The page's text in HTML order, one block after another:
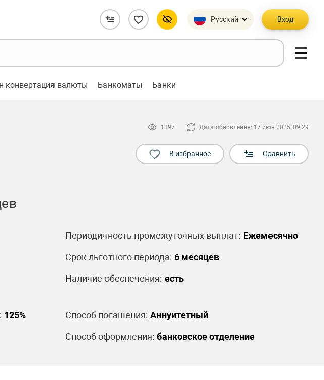
Русский Вход
конвертация валюты Банкоматы Банки
1397 Дата обновления: 17 июн 2025, 09:29
В избранное Сравнить
Периодичность промежуточных выплат: Ежемесячно
Срок льготного периода: 6 месяцев
Наличие обеспечения: есть
125% Способ погашения: Аннуитетный
Способ оформления: банковское отделение